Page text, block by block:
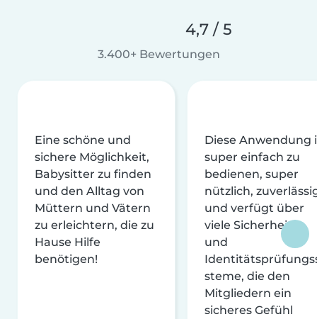
4,7 / 5
3.400+ Bewertungen
Eine schöne und
sichere Möglichkeit,
Babysitter zu finden
und den Alltag von
Müttern und Vätern
zu erleichtern, die zu
Hause Hilfe
benötigen!
Diese Anwendung
super einfach zu
bedienen, super
nützlich,
und verfügt über
viele Sicherheits-
und
steme, die den
Mitgliedern ein
sicheres Gefühl